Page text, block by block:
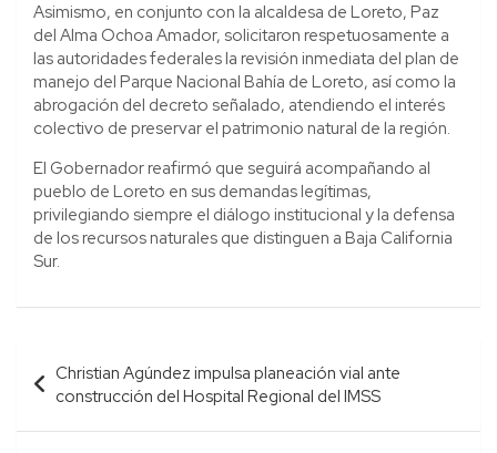
Asimismo, en conjunto con la alcaldesa de Loreto, Paz
del Alma Ochoa Amador, solicitaron respetuosamente a
las autoridades federales la revisión inmediata del plan de
manejo del Parque Nacional Bahía de Loreto, así como la
abrogación del decreto señalado, atendiendo el interés
colectivo de preservar el patrimonio natural de la región.
El Gobernador reafirmó que seguirá acompañando al
pueblo de Loreto en sus demandas legítimas,
privilegiando siempre el diálogo institucional y la defensa
de los recursos naturales que distinguen a Baja California
Sur.
Navegación
de
entradas
Christian Agúndez impulsa planeación vial ante
construcción del Hospital Regional del IMSS